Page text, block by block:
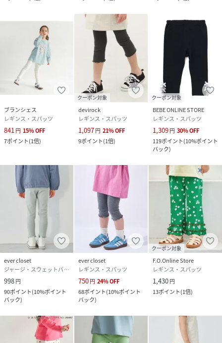
ブランシェス
レギンス・スパッツ
841 円 15%OFF
7ポイント(1倍)
クーポン対象
devirock
レギンス・スパッツ
1,097円 21%OFF
9ポイント(1倍)
クーポン対象
BEBE ONLINE STORE
レギンス・スパッツ
1,309円 30%OFF
119ポイント(10%ポイント
バック)
ever closet
ジャージ・スウェットパンツ
998円
90ポイント(10%ポイント
バック)
ever closet
レギンス・スパッツ
750円 24%OFF
68ポイント(10%ポイント
バック)
クーポン対象
F.O.Online Store
レギンス・スパッツ
1,430円
13ポイント(1倍)